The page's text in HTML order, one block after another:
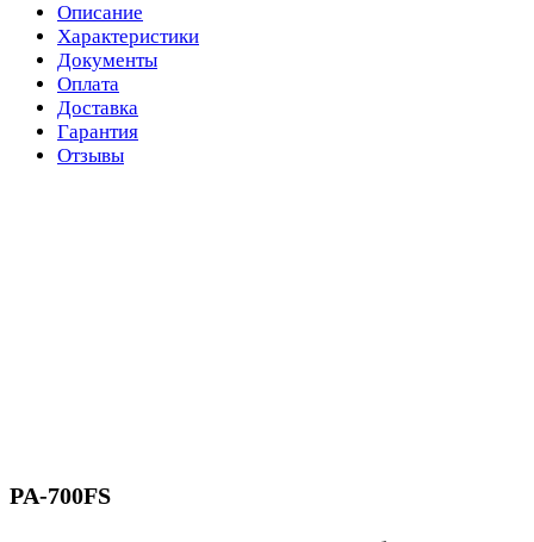
Описание
Характеристики
Документы
Оплата
Доставка
Гарантия
Отзывы
PA-700FS